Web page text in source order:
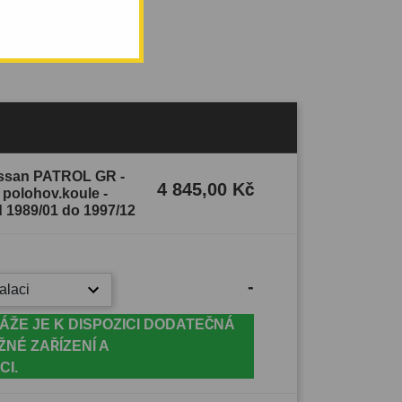
do 1997/12.
PATROL GR -
polohov.koule -
01 do 1997/12
4 845,00 Kč
-
JE K DISPOZICI DODATEČNÁ
ZAŘÍZENÍ A